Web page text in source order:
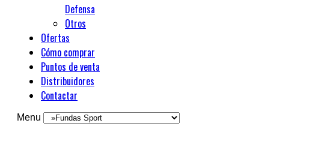
Defensa
Otros
Ofertas
Cómo comprar
Puntos de venta
Distribuidores
Contactar
Menu